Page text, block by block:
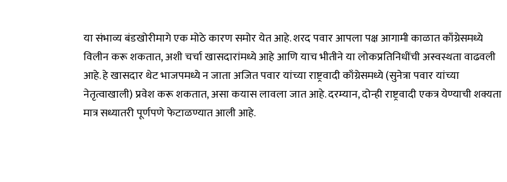
या संभाव्य बंडखोरीमागे एक मोठे कारण समोर येत आहे. शरद पवार आपला पक्ष आगामी काळात काँग्रेसमध्ये
विलीन करू शकतात, अशी चर्चा खासदारांमध्ये आहे आणि याच भीतीने या लोकप्रतिनिधींची अस्वस्थता वाढवली
आहे. हे खासदार थेट भाजपमध्ये न जाता अजित पवार यांच्या राष्ट्रवादी काँग्रेसमध्ये (सुनेत्रा पवार यांच्या
नेतृत्वाखाली) प्रवेश करू शकतात, असा कयास लावला जात आहे. दरम्यान, दोन्ही राष्ट्रवादी एकत्र येण्याची शक्यता
मात्र सध्यातरी पूर्णपणे फेटाळण्यात आली आहे.